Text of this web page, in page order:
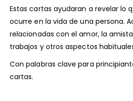
Estas cartas ayudaran a revelar lo
ocurre en la vida de una persona.
relacionadas con el amor, la
trabajos y otros aspectos
Con palabras clave para
cartas.